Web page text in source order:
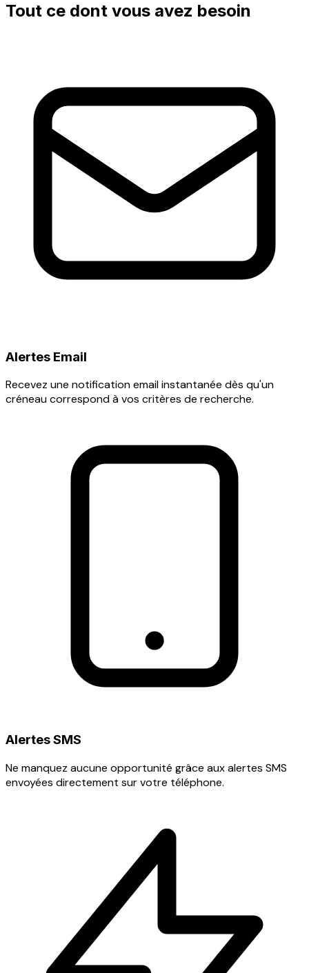
Tout ce dont vous avez besoin
Alertes Email
Recevez une notification email instantanée dès qu'un
créneau correspond à vos critères de recherche.
Alertes SMS
Ne manquez aucune opportunité grâce aux alertes SMS
envoyées directement sur votre téléphone.